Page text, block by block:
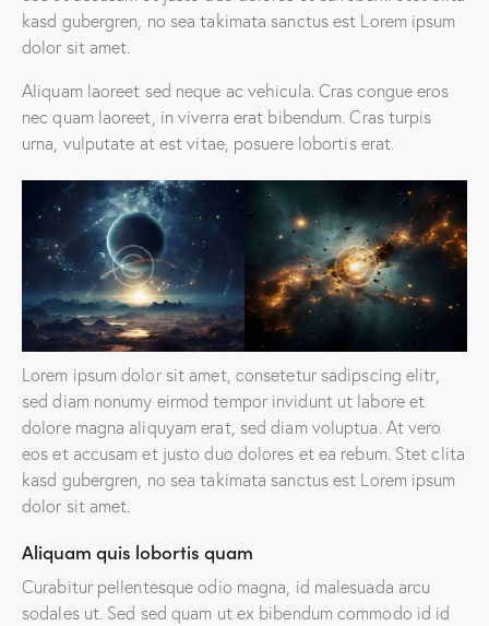
kasd gubergren, no sea takimata sanctus est Lorem ipsum
dolor sit amet.
Aliquam laoreet sed neque ac vehicula. Cras congue eros
nec quam laoreet, in viverra erat bibendum. Cras turpis
urna, vulputate at est vitae, posuere lobortis erat.
Lorem ipsum dolor sit amet, consetetur sadipscing elitr,
sed diam nonumy eirmod tempor invidunt ut labore et
dolore magna aliquyam erat, sed diam voluptua. At vero
eos et accusam et justo duo dolores et ea rebum. Stet clita
kasd gubergren, no sea takimata sanctus est Lorem ipsum
dolor sit amet.
Aliquam quis lobortis quam
Curabitur pellentesque odio magna, id malesuada arcu
sodales ut. Sed sed quam ut ex bibendum commodo id id